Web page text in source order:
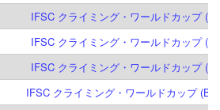
IFSC クライミング・ワールドカップ
IFSC クライミング・ワールドカップ
IFSC クライミング・ワールドカップ
IFSC クライミング・ワールドカップ (B)